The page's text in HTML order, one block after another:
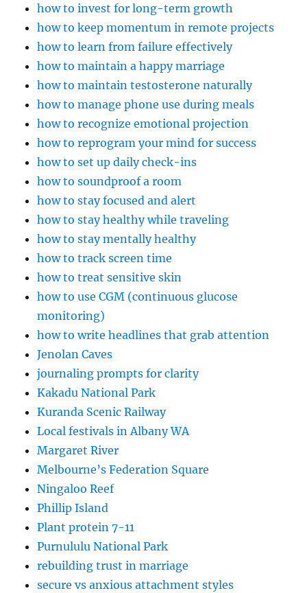
how to invest for long-term growth
how to keep momentum in remote projects
how to learn from failure effectively
how to maintain a happy marriage
how to maintain testosterone naturally
how to manage phone use during meals
how to recognize emotional projection
how to reprogram your mind for success
how to set up daily check-ins
how to soundproof a room
how to stay focused and alert
how to stay healthy while traveling
how to stay mentally healthy
how to track screen time
how to treat sensitive skin
how to use CGM (continuous glucose
monitoring)
how to write headlines that grab attention
Jenolan Caves
journaling prompts for clarity
Kakadu National Park
Kuranda Scenic Railway
Local festivals in Albany WA
Margaret River
Melbourne’s Federation Square
Ningaloo Reef
Phillip Island
Plant protein 7-11
Purnululu National Park
rebuilding trust in marriage
secure vs anxious attachment styles